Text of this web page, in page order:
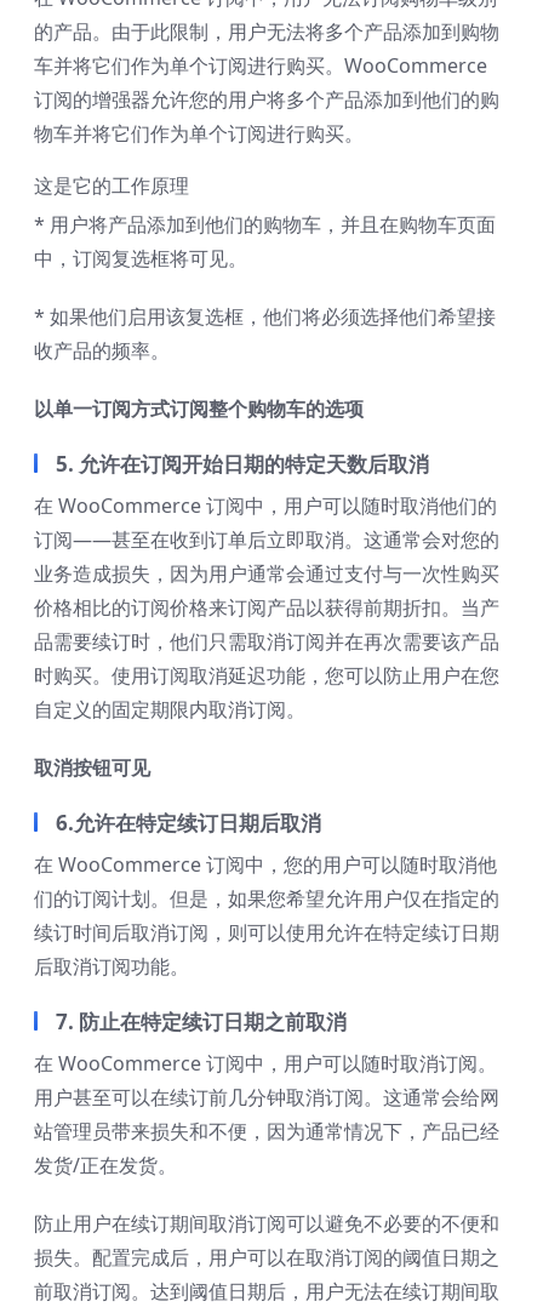
的产品。由于此限制，用户无法将多个产品添加到购物
车并将它们作为单个订阅进行购买。WooCommerce
订阅的增强器允许您的用户将多个产品添加到他们的购
物车并将它们作为单个订阅进行购买。
这是它的工作原理
* 用户将产品添加到他们的购物车，并且在购物车页面
中，订阅复选框将可见。
* 如果他们启用该复选框，他们将必须选择他们希望接
收产品的频率。
以单一订阅方式订阅整个购物车的选项
5. 允许在订阅开始日期的特定天数后取消
在 WooCommerce 订阅中，用户可以随时取消他们的
订阅——甚至在收到订单后立即取消。这通常会对您的
业务造成损失，因为用户通常会通过支付与一次性购买
价格相比的订阅价格来订阅产品以获得前期折扣。当产
品需要续订时，他们只需取消订阅并在再次需要该产品
时购买。使用订阅取消延迟功能，您可以防止用户在您
自定义的固定期限内取消订阅。
取消按钮可见
6.允许在特定续订日期后取消
在 WooCommerce 订阅中，您的用户可以随时取消他
们的订阅计划。但是，如果您希望允许用户仅在指定的
续订时间后取消订阅，则可以使用允许在特定续订日期
后取消订阅功能。
7. 防止在特定续订日期之前取消
在 WooCommerce 订阅中，用户可以随时取消订阅。
用户甚至可以在续订前几分钟取消订阅。这通常会给网
站管理员带来损失和不便，因为通常情况下，产品已经
发货/正在发货。
防止用户在续订期间取消订阅可以避免不必要的不​​便和
损失。配置完成后，用户可以在取消订阅的阈值日期之
前取消订阅。达到阈值日期后，用户无法在续订期间取